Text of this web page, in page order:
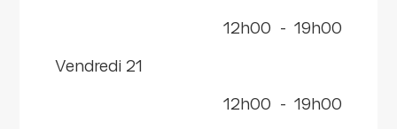
12h00 - 19h00
vendredi 21
12h00 - 19h00